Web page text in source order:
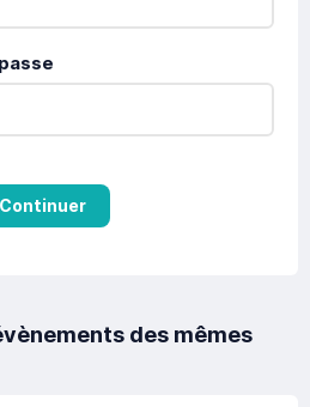
Continuer
des mêmes